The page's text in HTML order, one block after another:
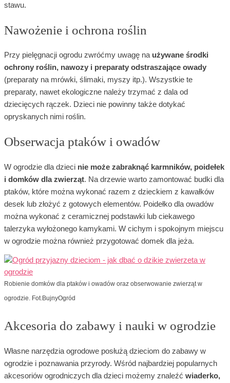
stawu.
Nawożenie i ochrona roślin
Przy pielęgnacji ogrodu zwróćmy uwagę na używane środki
ochrony roślin, nawozy i preparaty odstraszające owady
(preparaty na mrówki, ślimaki, myszy itp.). Wszystkie te
preparaty, nawet ekologiczne należy trzymać z dala od
dziecięcych rączek. Dzieci nie powinny także dotykać
opryskanych nimi roślin.
Obserwacja ptaków i owadów
W ogrodzie dla dzieci nie może zabraknąć karmników, poidełek
i domków dla zwierząt. Na drzewie warto zamontować budki dla
ptaków, które można wykonać razem z dzieckiem z kawałków
desek lub złożyć z gotowych elementów. Poidełko dla owadów
można wykonać z ceramicznej podstawki lub ciekawego
talerzyka wyłożonego kamykami. W cichym i spokojnym miejscu
w ogrodzie można również przygotować domek dla jeża.
Robienie domków dla ptaków i owadów oraz obserwowanie zwierząt w
ogrodzie. Fot.BujnyOgród
Akcesoria do zabawy i nauki w ogrodzie
Własne narzędzia ogrodowe posłużą dzieciom do zabawy w
ogrodzie i poznawania przyrody. Wśród najbardziej popularnych
akcesoriów ogrodniczych dla dzieci możemy znaleźć wiaderko,